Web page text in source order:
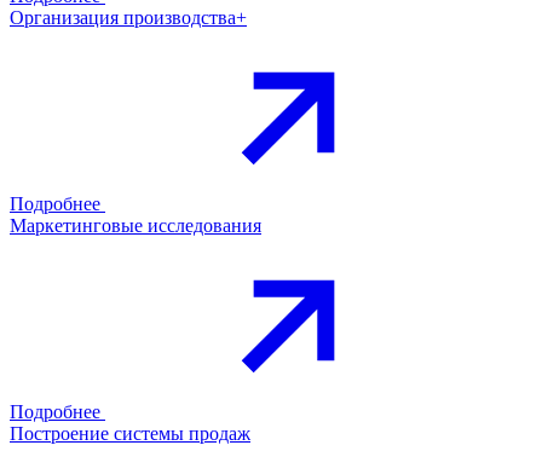
Организация производства+
Подробнее
Маркетинговые исследования
Подробнее
Построение системы продаж